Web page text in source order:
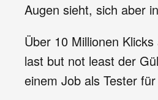
Augen sieht, sich aber
Über 10 Millionen
last but not least der
einem Job als Tester